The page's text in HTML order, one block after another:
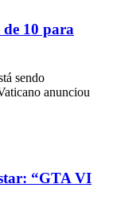
10 para
sendo
anunciou
“GTA VI